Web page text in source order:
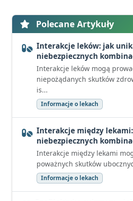
Polecane Artykuły
Interakcje leków: jak
niebezpiecznych
Interakcje leków mogą
niepożądanych skutków
is...
Informacje o lekach
Interakcje między
niebezpiecznych
Interakcje między lekami
poważnych skutków
Informacje o lekach